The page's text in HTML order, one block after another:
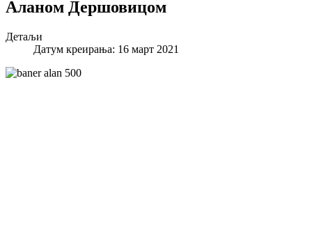
Аланом Дершовицом
Детаљи
Датум креирања: 16 март 2021